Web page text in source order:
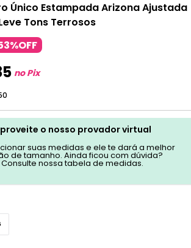
Único Estampada Arizona Ajustada
Tons Terrosos
no Pix
o nosso provador virtual
suas medidas e ele te dará a melhor
de tamanho. Ainda ficou com dúvida?
Consulte nossa tabela de medidas.